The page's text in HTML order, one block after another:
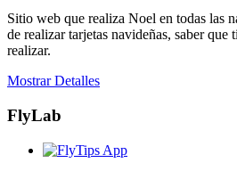
Sitio web que realiza Noel en todas las
de realizar tarjetas navideñas, saber
realizar.
Mostrar Detalles
FlyLab